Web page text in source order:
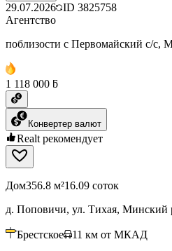
29.07.2026 ID 3825758
Агентство
поблизости с Первомайский с/с,
1 118 000 ƃ
Конвертер валют
Realt рекомендует
Дом356.8 м²16.09 соток
д. Поповичи, ул. Тихая, Минский
Брестское 11 км от МКАД